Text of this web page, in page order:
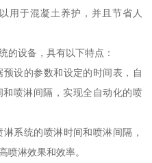
用于混凝土养护，并且节省人
的设备，具有以下特点：
设的参数和设定的时间表，自
喷淋间隔，实现全自动化的喷
系统的喷淋时间和喷淋间隔，
喷淋效果和效率。